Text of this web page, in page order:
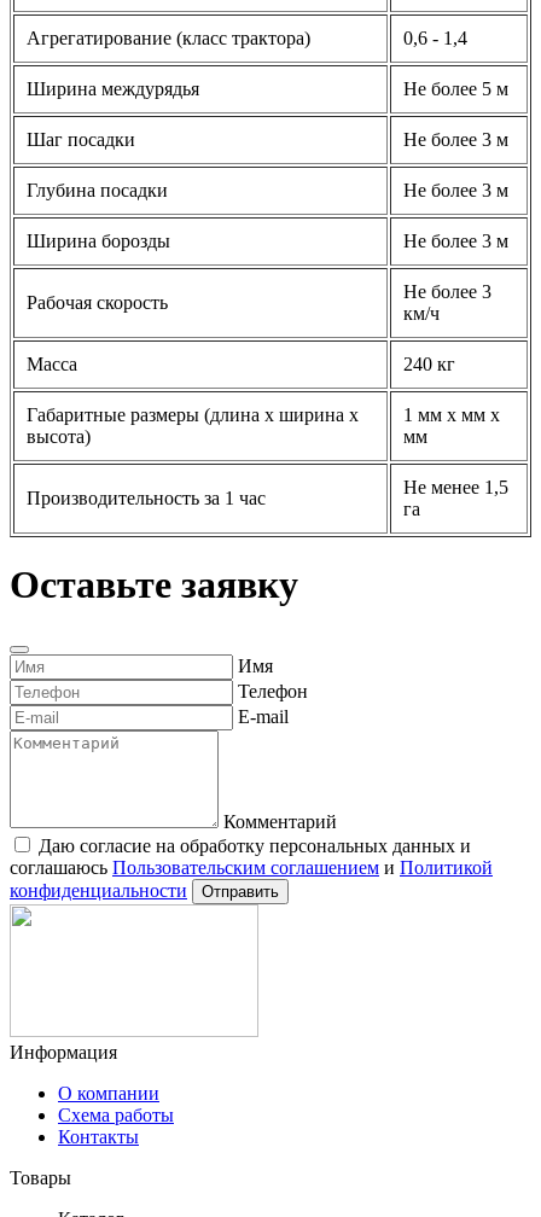
Параметр Значение
Агрегатирование (класс трактора) 0,6 - 1,4
Ширина междурядья Не более 5 м
Шаг посадки Не более 3 м
Глубина посадки Не более 3 м
Ширина борозды Не более 3 м
Рабочая скорость Не более 3 км/ч
Масса
Габаритные размеры (длина х
ширина х высота)
1800 мм х 2430 мм х
1370 мм
Производительность за 1 час Не менее 1,5 га
Оставьте заявку
Телефон
E-mail
Даю согласие на обработку персональных данных и
соглашаюсьПользовательским соглашениемиПолитикой
конфиденциальности
Отправить
Схема работы
Контакты